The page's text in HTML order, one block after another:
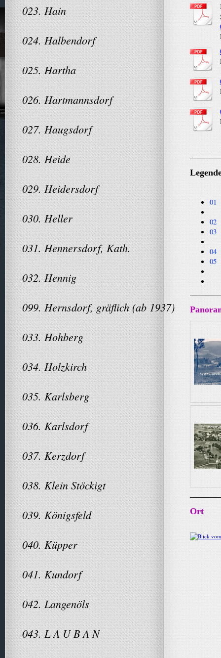
023. Hain
024. Halbendorf
025. Hartha
026. Hartmannsdorf
027. Haugsdorf
028. Heide
029. Heidersdorf
030. Heller
031. Hennersdorf, Kath.
032. Hennig
099. Hernsdorf, gräflich (ab 1937)
033. Hohberg
034. Holzkirch
035. Karlsberg
036. Karlsdorf
037. Kerzdorf
038. Klein Stöckigt
039. Königsfeld
040. Küpper
041. Kundorf
042. Langenöls
043. L A U B A N
01
02
03
05
Ort